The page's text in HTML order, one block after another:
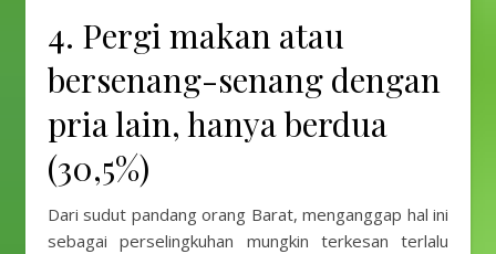
4. Pergi makan atau
bersenang-senang dengan
pria lain, hanya berdua
(30,5%)
Dari sudut pandang orang Barat, menganggap hal ini
sebagai perselingkuhan mungkin terkesan terlalu